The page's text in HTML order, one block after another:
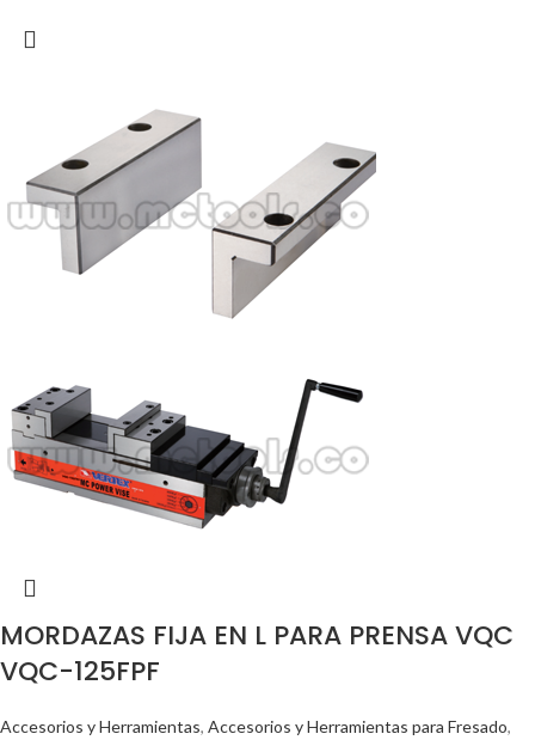
MORDAZAS FIJA EN L PARA PRENSA VQC
VQC-125FPF
Accesorios y Herramientas, Accesorios y Herramientas para Fresado,